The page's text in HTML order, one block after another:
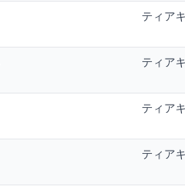
ティア
ティア
ティア
ティア